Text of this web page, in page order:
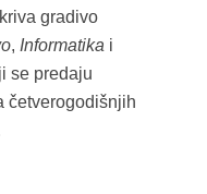
gradivo
, Informatika i
se predaju
četverogodišnjih